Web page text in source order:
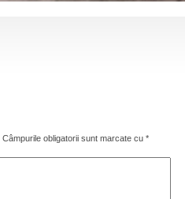
Câmpurile obligatorii sunt marcate cu *